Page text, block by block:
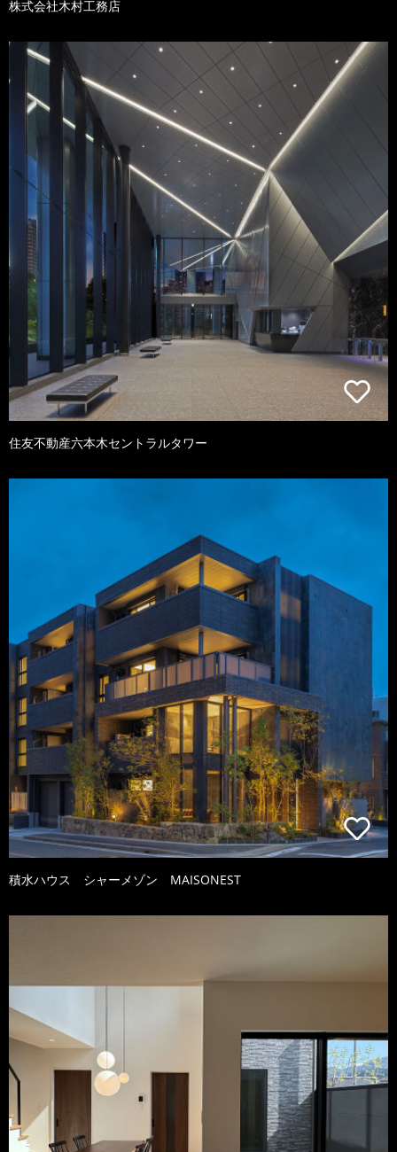
株式会社木村工務店
住友不動産六本木セントラルタワー
積水ハウス シャーメゾン MAISONEST